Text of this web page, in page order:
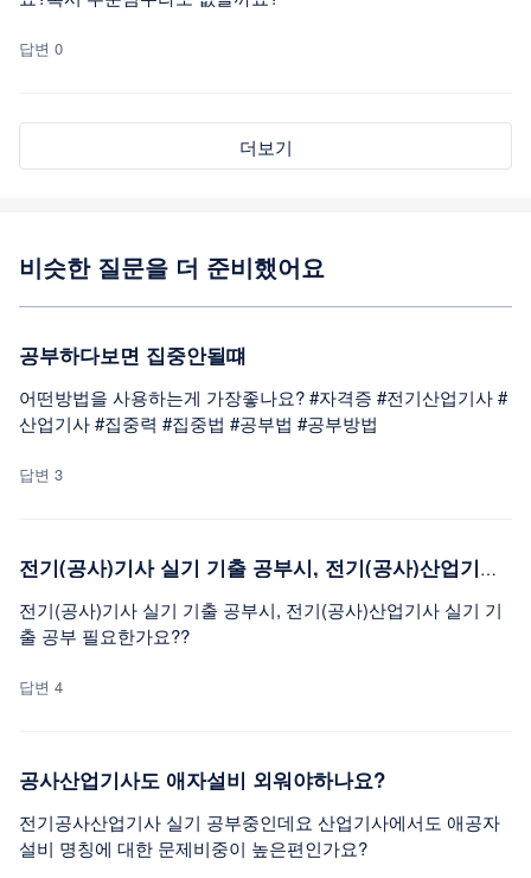
답변 0
더보기
비슷한 질문을 더 준비했어요
공부하다보면 집중안될떄
어떤방법을 사용하는게 가장좋나요? #자격증 #전기산업기사 #
산업기사 #집중력 #집중법 #공부법 #공부방법
답변 3
전기(공사)기사 실기 기출 공부시, 전기(공사)산업기사 실기 기출 공부 필요한가요??
전기(공사)기사 실기 기출 공부시, 전기(공사)산업기사 실기 기
출 공부 필요한가요??
답변 4
공사산업기사도 애자설비 외워야하나요?
전기공사산업기사 실기 공부중인데요 산업기사에서도 애공자
설비 명칭에 대한 문제비중이 높은편인가요?